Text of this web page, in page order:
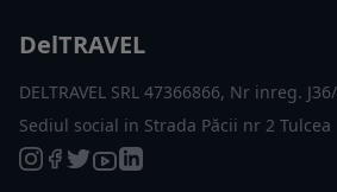
DelTRAVEL
DELTRAVEL SRL 47366866, Nr inreg.
Sediul social in Strada Păcii nr 2 Tulcea